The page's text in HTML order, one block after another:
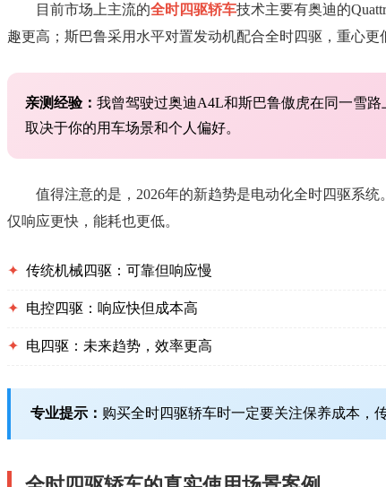
目前市场上主流的全时四驱轿车技术主要有奥迪的
趣更高；斯巴鲁采用水平对置发动机配合全时四驱，重心
亲测经验： 我曾驾驶过奥迪A4L和斯巴鲁傲虎在同一雪
取决于你的用车场景和个人偏好。
值得注意的是，2026年的新趋势是电动化全时四驱系
仅响应更快，能耗也更低。
✦ 传统机械四驱：可靠但响应慢
✦ 电控四驱：响应快但成本高
✦ 电四驱：未来趋势，效率更高
专业提示： 购买全时四驱轿车时一定要关注保养成本，